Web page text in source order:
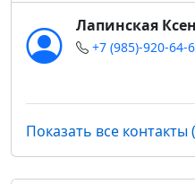
Лапинская
+7 (985)-920-64-
Показать все контакты